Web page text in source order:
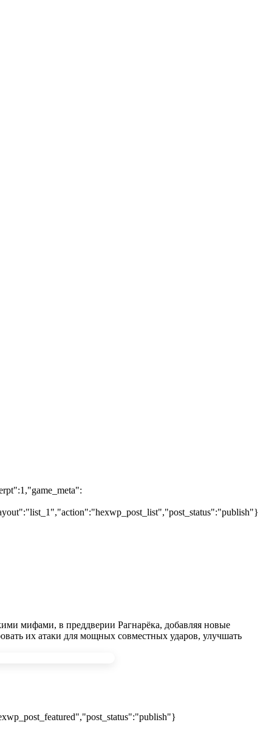
мифами, в преддверии Рагнарёка, добавляя новые
их атаки для мощных совместных ударов, улучшать